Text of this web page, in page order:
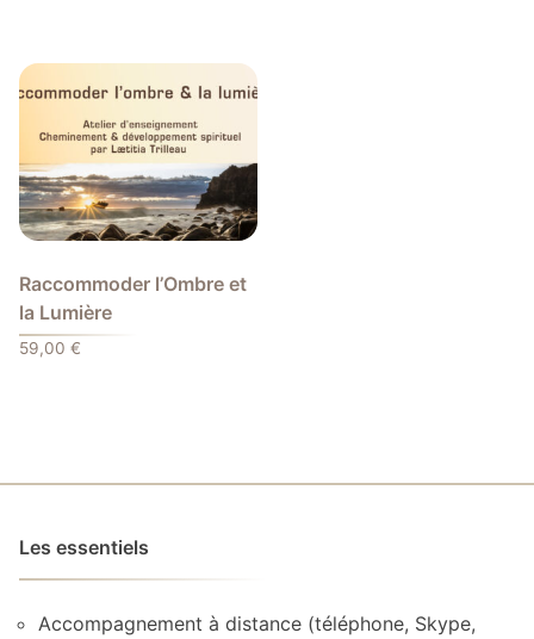
Raccommoder l’Ombre et
la Lumière
59,00 €
Les essentiels
Accompagnement à distance (téléphone, Skype,